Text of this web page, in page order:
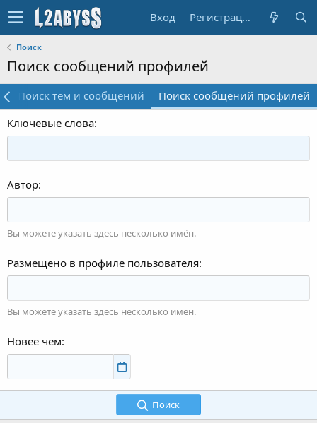
Вход Регистрация
Поиск
Поиск сообщений профилей
Поиск тем и сообщений
Поиск сообщений профилей
Ключевые слова
Автор
Вы можете указать здесь несколько имён.
Размещено в профиле пользователя
Вы можете указать здесь несколько имён.
Новее чем
Поиск